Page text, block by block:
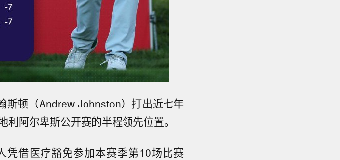
斯顿（Andrew Johnston）打出近七年
阿尔卑斯公开赛的半程领先位置。
凭借医疗豁免参加本赛季第10场比赛